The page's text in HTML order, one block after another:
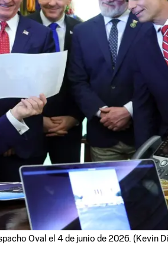
Oval el 4 de junio de 2026. (Kevin